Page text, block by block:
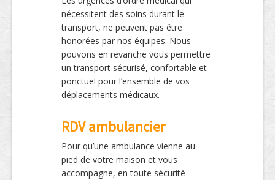
nécessitent des soins durant le
transport, ne peuvent pas être
honorées par nos équipes. Nous
pouvons en revanche vous permettre
un transport sécurisé, confortable et
ponctuel pour l’ensemble de vos
déplacements médicaux.
RDV ambulancier
Pour qu’une ambulance vienne au
pied de votre maison et vous
accompagne, en toute sécurité